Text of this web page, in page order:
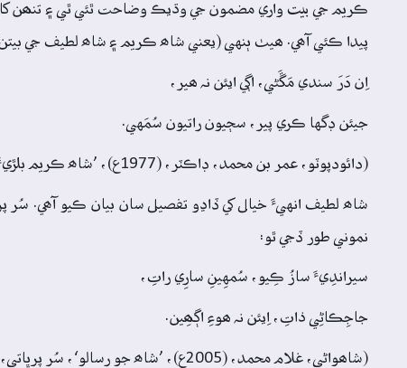
ڪريم جي بيت واري مضمون جي وڌيڪ وضاحت ٿئي ٿي ۽ تنھن
پيدا ڪئي آھي. ھيٺ ٻنهي (يعني شاھ ڪريم ۽ شاھ لطيف جي
اِن دَرَ سندي مَڱَڻي، اڳي ايئن نہ ھير،
جيئن ڊگها ڪري پير، سڄيون راتيون سُمَهي.
(دائودپوٽو، عمر بن محمد، ڊاڪٽر، (1977ع)، ’شاھ ڪريم بلڙيءَ واري جو ڪلام‘، بيت 60، ص: 99)
شاھ لطيف انهيءَ خيال کي ڏاڍو تفصيل سان بيان ڪيو آھي.
نموني طور ڏجي ٿو:
سيراندِيءَ سازُ ڪِيو، سُمهِينِ سارِي راتِ،
جاجِڪاڻِي ذاتِ، اِيئن نہ ھوءِ اڳھِين.
(شاھواڻي، غلام محمد، (2005ع)، ’شاھ جو رسالو‘، سُر پرڀاتي، داستان 3، بيت 1، ص: 858)